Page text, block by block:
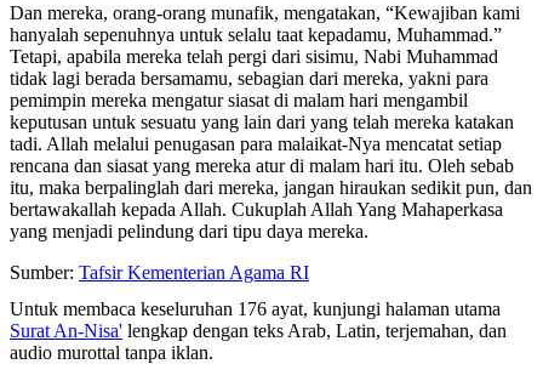
Dan mereka, orang-orang munafik, mengatakan, “Kewajiban kami
hanyalah sepenuhnya untuk selalu taat kepadamu, Muhammad.”
Tetapi, apabila mereka telah pergi dari sisimu, Nabi Muhammad
tidak lagi berada bersamamu, sebagian dari mereka, yakni para
pemimpin mereka mengatur siasat di malam hari mengambil
keputusan untuk sesuatu yang lain dari yang telah mereka katakan
tadi. Allah melalui penugasan para malaikat-Nya mencatat setiap
rencana dan siasat yang mereka atur di malam hari itu. Oleh sebab
itu, maka berpalinglah dari mereka, jangan hiraukan sedikit pun, dan
bertawakallah kepada Allah. Cukuplah Allah Yang Mahaperkasa
yang menjadi pelindung dari tipu daya mereka.
Sumber: Tafsir Kementerian Agama RI
Untuk membaca keseluruhan 176 ayat, kunjungi halaman utama
Surat An-Nisa' lengkap dengan teks Arab, Latin, terjemahan, dan
audio murottal tanpa iklan.